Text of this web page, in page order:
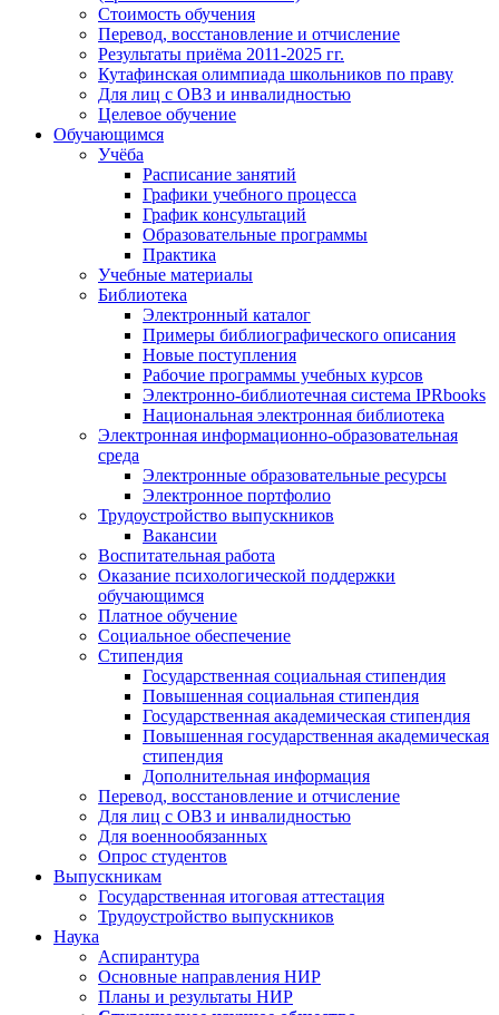
Стоимость обучения
Перевод, восстановление и отчисление
Результаты приёма 2011-2025 гг.
Кутафинская олимпиада школьников по праву
Для лиц с ОВЗ и инвалидностью
Целевое обучение
Обучающимся
Учёба
Расписание занятий
Графики учебного процесса
График консультаций
Образовательные программы
Практика
Учебные материалы
Библиотека
Электронный каталог
Примеры библиографического описания
Новые поступления
Рабочие программы учебных курсов
Электронно-библиотечная система IPRbooks
Национальная электронная библиотека
Электронная информационно-образовательная
среда
Электронные образовательные ресурсы
Электронное портфолио
Трудоустройство выпускников
Вакансии
Воспитательная работа
Оказание психологической поддержки
обучающимся
Платное обучение
Социальное обеспечение
Стипендия
Государственная социальная стипендия
Повышенная социальная стипендия
Государственная академическая стипендия
Повышенная государственная академическая
стипендия
Дополнительная информация
Перевод, восстановление и отчисление
Для лиц с ОВЗ и инвалидностью
Для военнообязанных
Опрос студентов
Выпускникам
Государственная итоговая аттестация
Трудоустройство выпускников
Наука
Аспирантура
Основные направления НИР
Планы и результаты НИР